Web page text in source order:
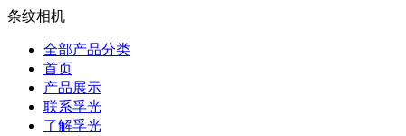
条纹相机
全部产品分类
首页
产品展示
联系孚光
了解孚光